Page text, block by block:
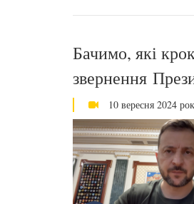
Бачимо, які
звернення
10 вересня 2024